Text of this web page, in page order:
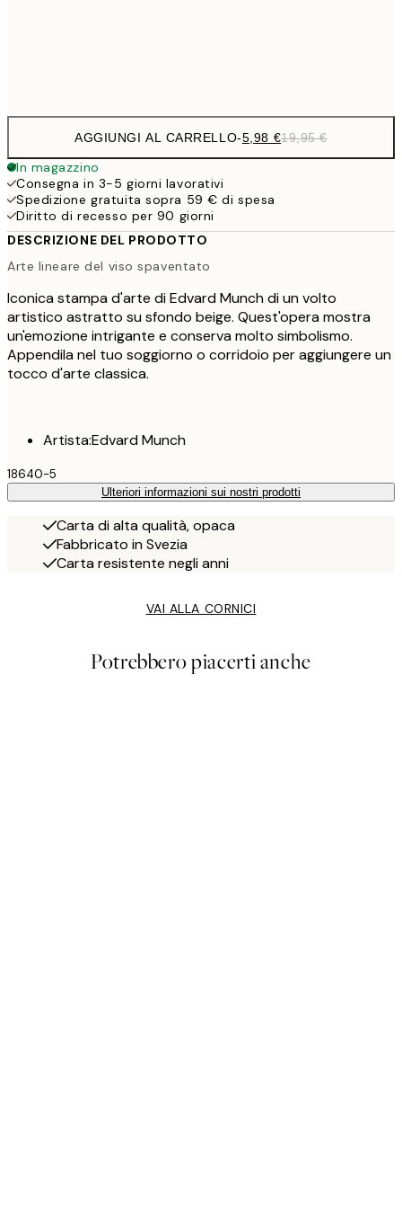
AGGIUNGI AL CARRELLO-5,98 €19,95 €
In magazzino
Consegna in 3-5 giorni lavorativi
Spedizione gratuita sopra 59 € di spesa
Diritto di recesso per 90 giorni
DESCRIZIONE DEL PRODOTTO
Arte lineare del viso spaventato
Iconica stampa d'arte di Edvard Munch di un volto
artistico astratto su sfondo beige. Quest'opera mostra
un'emozione intrigante e conserva molto simbolismo.
Appendila nel tuo soggiorno o corridoio per aggiungere un
tocco d'arte classica.
Artista:Edvard Munch
18640-5
Ulteriori informazioni sui nostri prodotti
Carta di alta qualità, opaca
Fabbricato in Svezia
Carta resistente negli anni
VAI ALLA CORNICI
Potrebbero piacerti anche